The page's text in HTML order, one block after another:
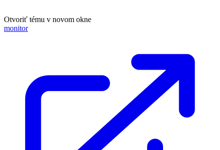
Otvoriť tému v novom okne
monitor